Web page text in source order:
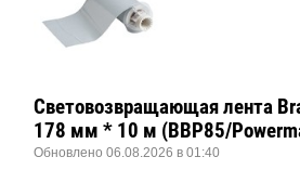
Световозвращающая лента
178 мм * 10 м (BBP85/
Обновлено 06.08.2026 в 01:40